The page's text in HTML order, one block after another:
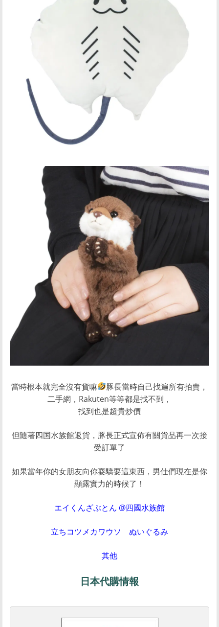
當時根本就完全沒有貨嘛
豚長當時自己找遍所有拍賣，
二手網，Rakuten等等都是找不到，
找到也是超貴炒價
但隨著四国水族館返貨，豚長正式宣佈有關貨品再一次接
受訂單了
如果當年你的女朋友向你耍驕要這東西，男仕們現在是你
顯露實力的時候了！
エイくんざぶとん @四國水族館
立ちコツメカワウソ ぬいぐるみ
其他
日本代購情報